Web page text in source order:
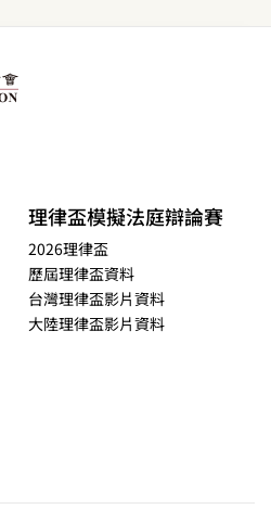
理律盃模擬法庭辯論賽
2026理律盃
歷屆理律盃資料
台灣理律盃影片資料
大陸理律盃影片資料